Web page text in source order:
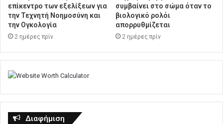
επίκεντρο των εξελίξεων για
την Τεχνητή Νοημοσύνη και
την Ογκολογία
2 ημέρες πρίν
συμβαίνει στο σώμα όταν το
βιολογικό ρολόι
απορρυθμίζεται
2 ημέρες πρίν
Διαφήμιση